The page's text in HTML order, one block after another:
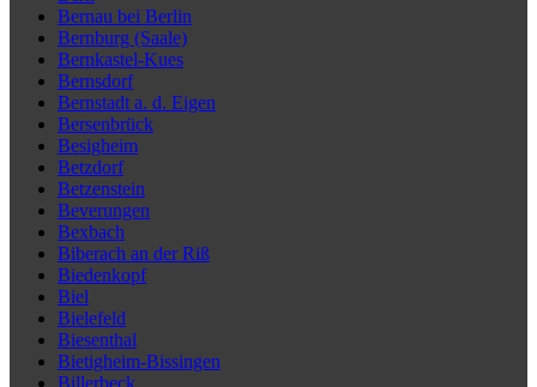
Bernau bei Berlin
Bernburg (Saale)
Bernkastel-Kues
Bernsdorf
Bernstadt a. d. Eigen
Bersenbrück
Besigheim
Betzdorf
Betzenstein
Beverungen
Bexbach
Biberach an der Riß
Biedenkopf
Biel
Bielefeld
Biesenthal
Bietigheim-Bissingen